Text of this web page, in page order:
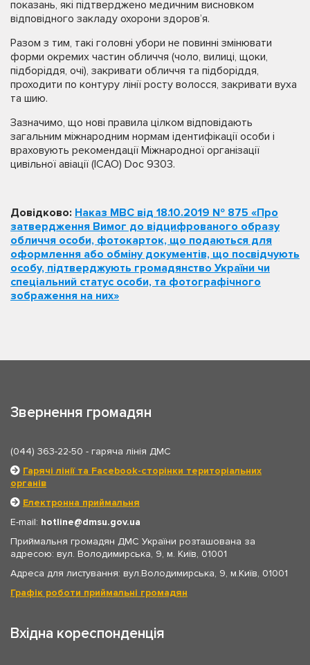
показань, які підтверджено медичним висновком
відповідного закладу охорони здоров’я.
Разом з тим, такі головні убори не повинні змінювати
форми окремих частин обличчя (чоло, вилиці, щоки,
підборіддя, очі), закривати обличчя та підборіддя,
проходити по контуру лінії росту волосся, закривати вуха
та шию.
Зазначимо, що нові правила цілком відповідають
загальним міжнародним нормам ідентифікації особи і
враховують рекомендації Міжнародної організації
цивільної авіації (ICAO) Doc 9303.
Довідково: Наказ МВС від 18.10.2019 № 875 «Про
затвердження Вимог до відцифрованого образу
обличчя особи, фотокарток, що подаються для
оформлення або обміну документів, що посвідчують
особу, підтверджують громадянство України чи
спеціальний статус особи, та фотографічного
зображення на них»
Звернення громадян
(044) 363-22-50 - гаряча лінія ДМС
Гарячі лінії та Facebook-сторінки територіальних
органів
Електронна приймальня
E-mail: hotline
dmsu.gov.ua
Приймальня громадян ДМС України розташована за
адресою: вул. Володимирська, 9, м. Київ, 01001
Адреса для листування: вул.Володимирська, 9, м.Київ, 01001
Графік роботи приймальні громадян
Вхідна кореспонденція